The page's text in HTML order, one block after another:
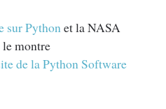
sur Python et la NASA
montre
de la Python Software